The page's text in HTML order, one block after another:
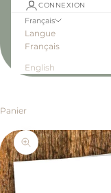
CONNEXION
Français
Langue
Français
English
Panier
Zoomer sur l'image